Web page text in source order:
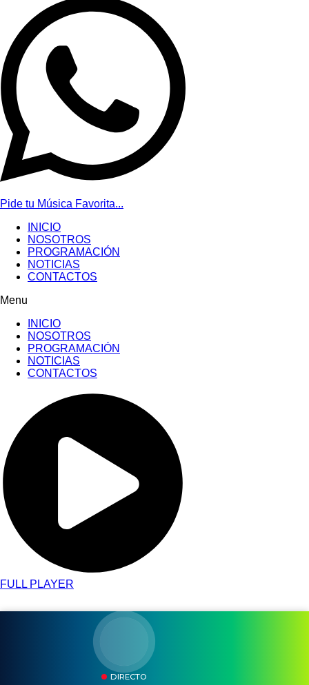
Pide tu Música Favorita...
INICIO
NOSOTROS
PROGRAMACIÓN
NOTICIAS
CONTACTOS
Menu
INICIO
NOSOTROS
PROGRAMACIÓN
NOTICIAS
CONTACTOS
FULL PLAYER
DIRECTO